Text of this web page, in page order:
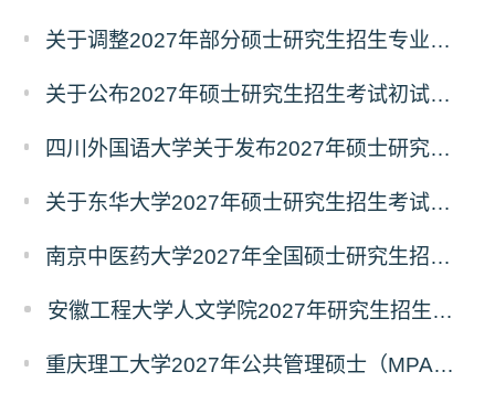
关于调整2027年部分硕士研究生招生专业初试考试科目的公告（持续更新中）
关于公布2027年硕士研究生招生考试初试自命题科目考试大纲的通知
四川外国语大学关于发布2027年硕士研究生招生考试自命题科目大纲的公告
关于东华大学2027年硕士研究生招生考试（初试）招生目录拟调整公告（一）
南京中医药大学2027年全国硕士研究生招生考试初试自命题科目考试内容及参考书目
安徽工程大学人文学院2027年研究生招生简章
重庆理工大学2027年公共管理硕士（MPA）专业学位研究生（双证）报考